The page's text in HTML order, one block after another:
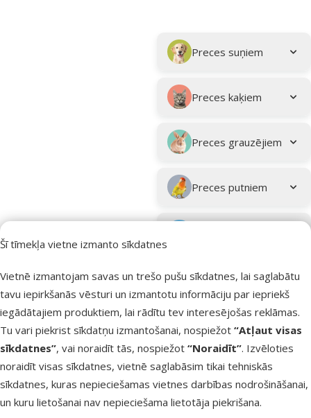
Šī tīmekļa vietne izmanto sīkdatnes
Vietnē izmantojam savas un trešo pušu sīkdatnes, lai saglabātu
tavu iepirkšanās vēsturi un izmantotu informāciju par iepriekš
iegādātajiem produktiem, lai rādītu tev interesējošas reklāmas.
Tu vari piekrist sīkdatņu izmantošanai, nospiežot “Atļaut visas
sīkdatnes”, vai noraidīt tās, nospiežot “Noraidīt”. Izvēloties
noraidīt visas sīkdatnes, vietnē saglabāsim tikai tehniskās
sīkdatnes, kuras nepieciešamas vietnes darbības nodrošināšanai,
un kuru lietošanai nav nepieciešama lietotāja piekrišana.
Apakškategorija
Preces suņiem
Preces kaķiem
Preces grauzējiem
Preces putniem
Preces
eksotiskajiem
Filtrs
Kampaņa: Vasara
turpinās – atlaides katrai
gaumei!
Kārtot pēc
Produkti nav atrasti